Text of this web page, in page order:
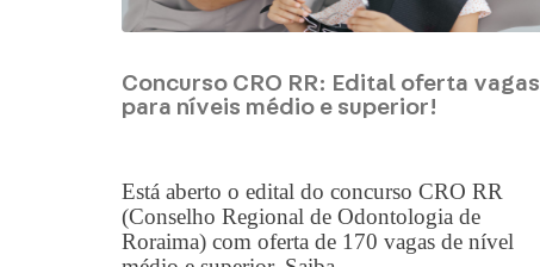
Concurso CRO RR: Edital oferta vagas
para níveis médio e superior!
Está aberto o edital do concurso CRO RR
(Conselho Regional de Odontologia de
Roraima) com oferta de 170 vagas de nível